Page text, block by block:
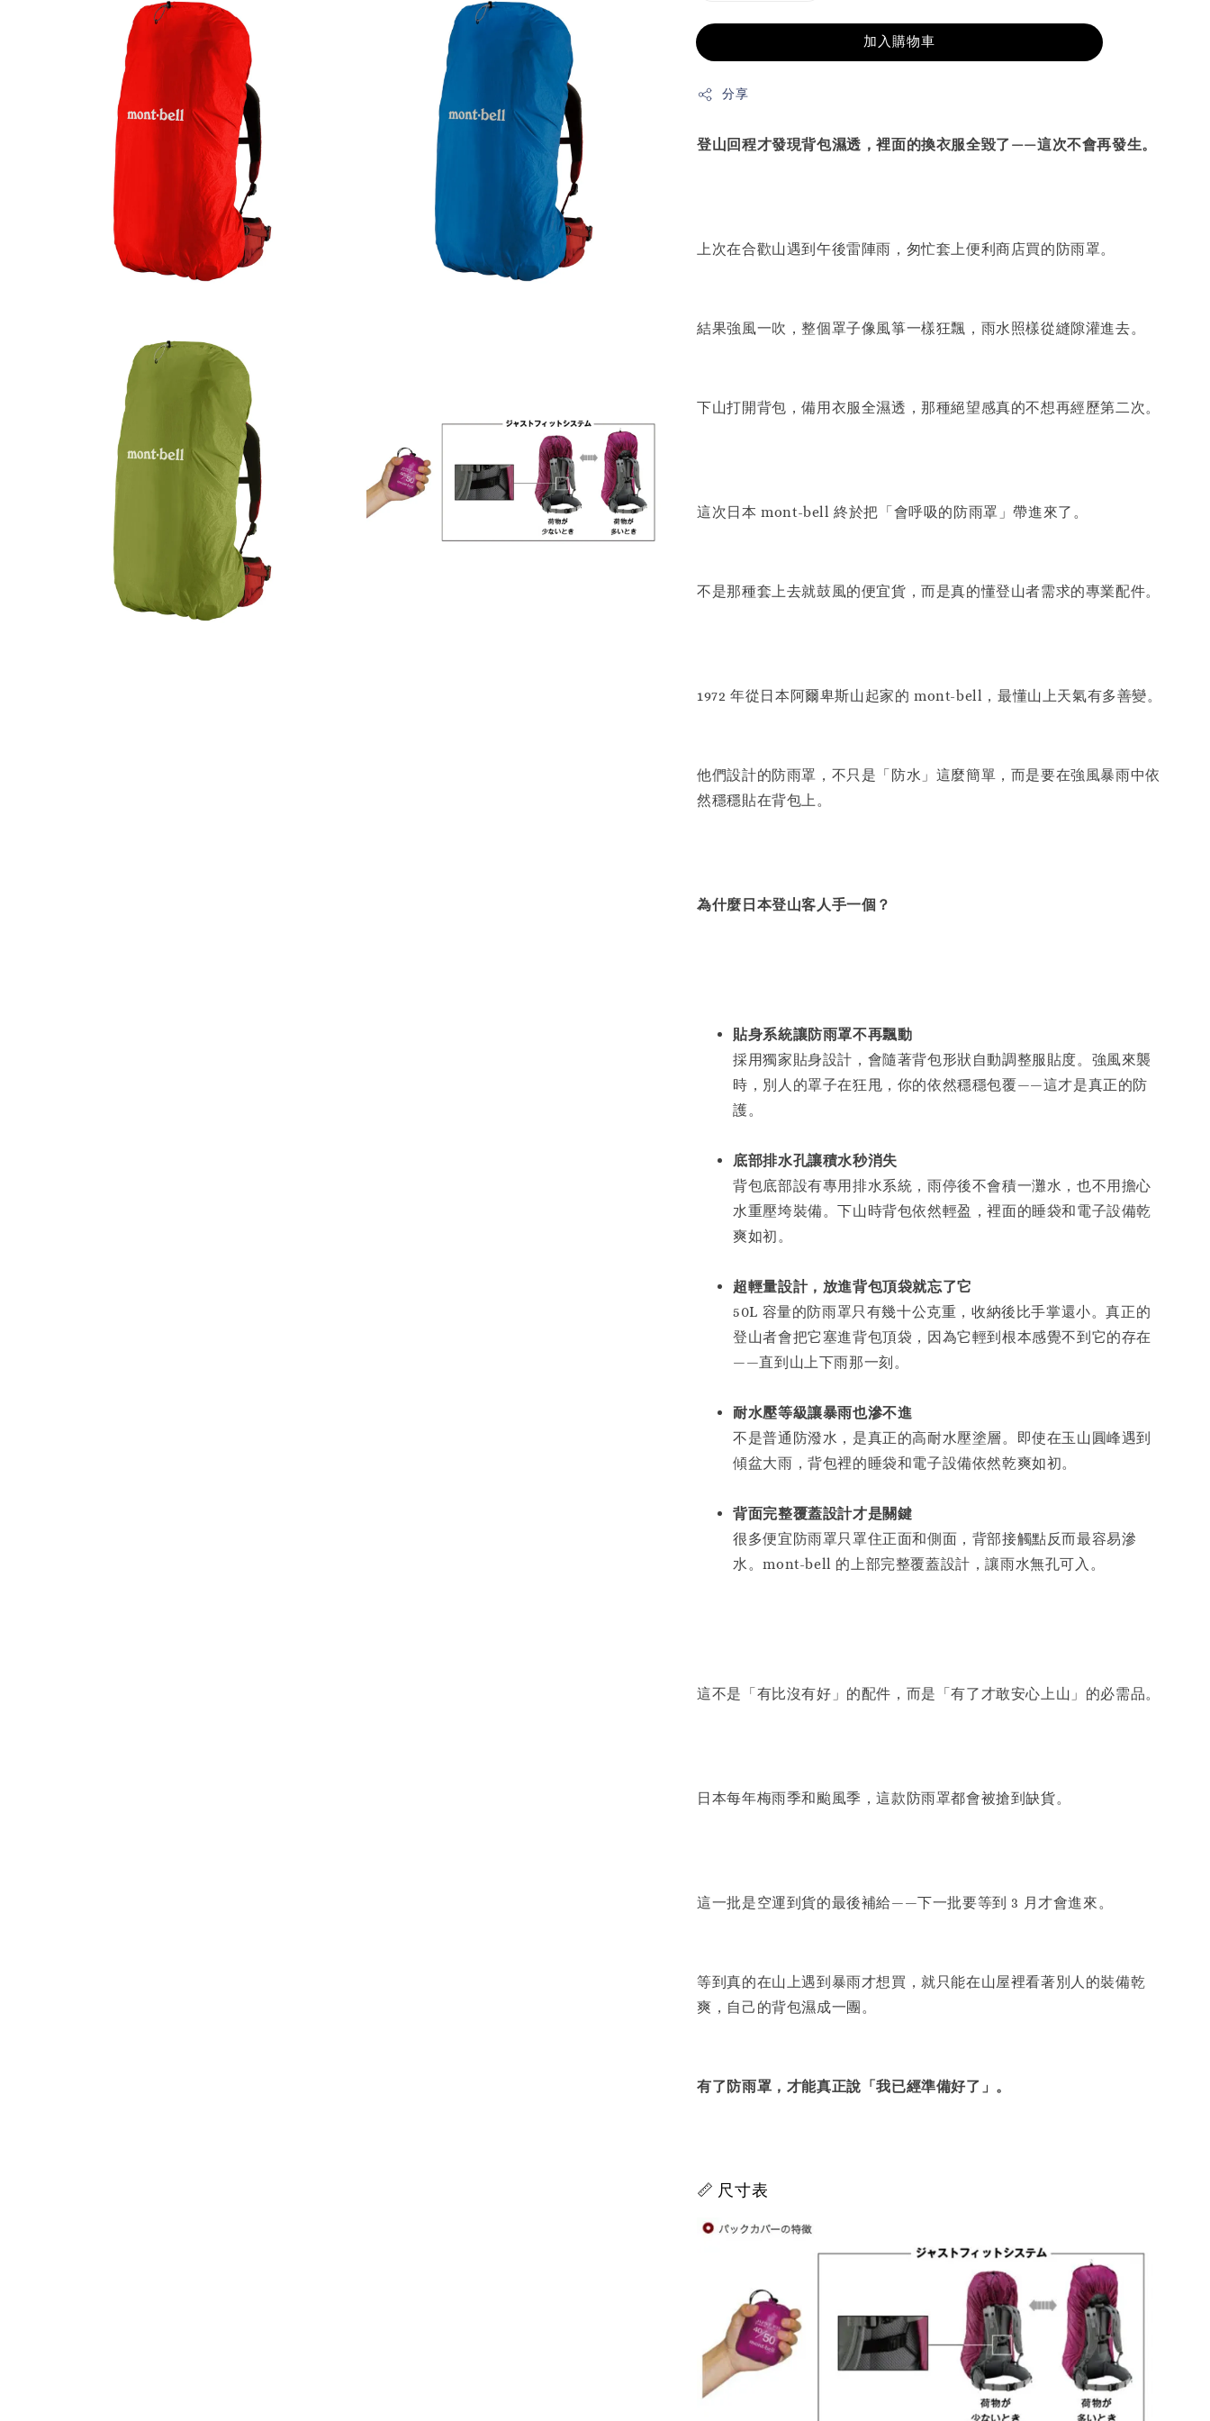
加入購物車
分享
登山回程才發現背包濕透，裡面的換衣服全毀了——這次不會再發生。
上次在合歡山遇到午後雷陣雨，匆忙套上便利商店買的防雨罩。
結果強風一吹，整個罩子像風箏一樣狂飄，雨水照樣從縫隙灌進去。
下山打開背包，備用衣服全濕透，那種絕望感真的不想再經歷第二次。
這次日本 mont-bell 終於把「會呼吸的防雨罩」帶進來了。
不是那種套上去就鼓風的便宜貨，而是真的懂登山者需求的專業配件。
1972 年從日本阿爾卑斯山起家的 mont-bell，最懂山上天氣有多善變。
他們設計的防雨罩，不只是「防水」這麼簡單，而是要在強風暴雨中依
然穩穩貼在背包上。
為什麼日本登山客人手一個？
貼身系統讓防雨罩不再飄動
採用獨家貼身設計，會隨著背包形狀自動調整服貼度。強風來襲
時，別人的罩子在狂甩，你的依然穩穩包覆——這才是真正的防
護。
底部排水孔讓積水秒消失
背包底部設有專用排水系統，雨停後不會積一灘水，也不用擔心
水重壓垮裝備。下山時背包依然輕盈，裡面的睡袋和電子設備乾
爽如初。
超輕量設計，放進背包頂袋就忘了它
50L 容量的防雨罩只有幾十公克重，收納後比手掌還小。真正的
登山者會把它塞進背包頂袋，因為它輕到根本感覺不到它的存在
——直到山上下雨那一刻。
耐水壓等級讓暴雨也滲不進
不是普通防潑水，是真正的高耐水壓塗層。即使在玉山圓峰遇到
傾盆大雨，背包裡的睡袋和電子設備依然乾爽如初。
背面完整覆蓋設計才是關鍵
很多便宜防雨罩只罩住正面和側面，背部接觸點反而最容易滲
水。mont-bell 的上部完整覆蓋設計，讓雨水無孔可入。
這不是「有比沒有好」的配件，而是「有了才敢安心上山」的必需品。
日本每年梅雨季和颱風季，這款防雨罩都會被搶到缺貨。
這一批是空運到貨的最後補給——下一批要等到 3 月才會進來。
等到真的在山上遇到暴雨才想買，就只能在山屋裡看著別人的裝備乾
爽，自己的背包濕成一團。
有了防雨罩，才能真正說「我已經準備好了」。
📏 尺寸表